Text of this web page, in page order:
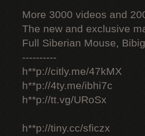
More 3000 videos and
The new and exclusive
Full Siberian Mouse,
----------
h**p://citly.me/47kMX
h**p://4ty.me/ibhi7c
h**p://tt.vg/URoSx
h**p://tiny.cc/sficzx